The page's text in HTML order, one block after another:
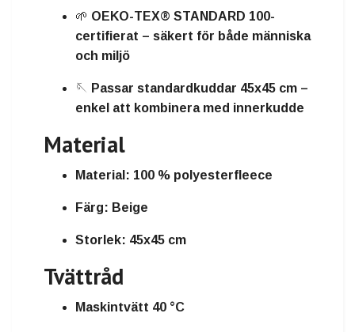
🌱 OEKO-TEX® STANDARD 100-
certifierat – säkert för både människa
och miljö
🪡 Passar standardkuddar 45x45 cm –
enkel att kombinera med innerkudde
Material
Material: 100 % polyesterfleece
Färg: Beige
Storlek: 45x45 cm
Tvättråd
Maskintvätt 40 °C